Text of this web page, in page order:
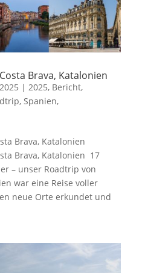
Brava, Katalonien
| 2025, Bericht,
, Spanien,
Brava, Katalonien
Brava, Katalonien 17
– unser Roadtrip von
war eine Reise voller
neue Orte erkundet und